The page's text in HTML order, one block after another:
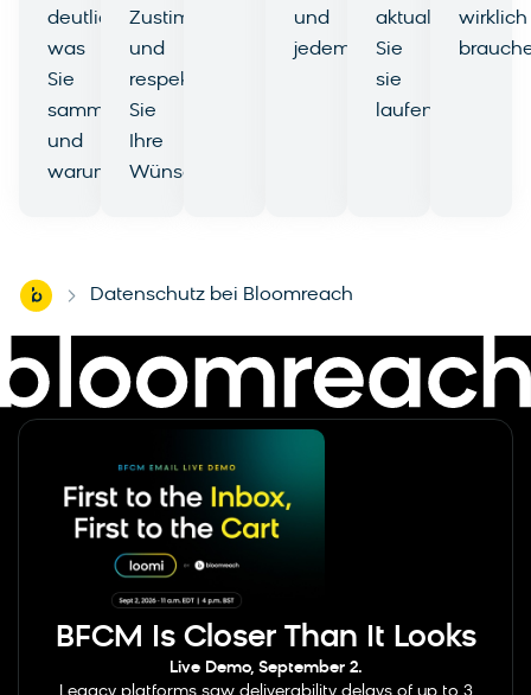
deutlich,
was
Sie
sammeln
und
warum.
Zustimmung
und
respektieren
Sie
Ihre
Wünsche.
und
jedem.
aktualisieren
Sie
sie
laufend.
wirklich
Home Datenschutz bei Bloomreach
BFCM Is Closer Than It Looks
Live Demo, September 2.